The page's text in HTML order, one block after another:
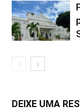
DEIXE UMA